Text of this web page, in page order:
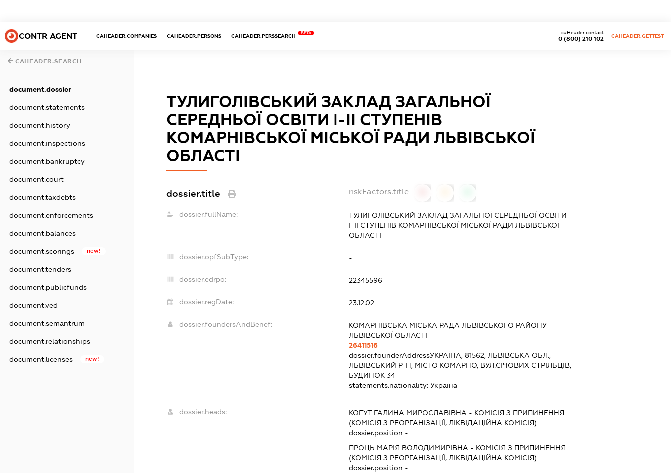
CONTR AGENT CAHEADER.COMPANIES CAHEADER.PERSONS CAHEADER.PERSSEARCH
BETA
0 (800) 210 102
caHeader.contact
CAHEADER.GETTEST
CAHEADER.SEARCH
document.dossier
document.statements
document.history
document.inspections
document.bankruptcy
document.court
document.taxdebts
document.enforcements
document.balances
document.scorings new!
document.tenders
document.publicfunds
document.ved
document.semantrum
document.relationships
document.licenses new!
ТУЛИГОЛІВСЬКИЙ ЗАКЛАД ЗАГАЛЬНОЇ
СЕРЕДНЬОЇ ОСВІТИ І-ІІ СТУПЕНІВ
КОМАРНІВСЬКОЇ МІСЬКОЇ РАДИ ЛЬВІВСЬКОЇ
ОБЛАСТІ
dossier.title riskFactors.title
dossier.fullName:
ТУЛИГОЛІВСЬКИЙ ЗАКЛАД ЗАГАЛЬНОЇ СЕРЕДНЬОЇ ОСВІТИ
І-ІІ СТУПЕНІВ КОМАРНІВСЬКОЇ МІСЬКОЇ РАДИ ЛЬВІВСЬКОЇ
ОБЛАСТІ
dossier.opfSubType: -
dossier.edrpo: 22345596
dossier.regDate: 23.12.02
dossier.foundersAndBenef:
КОМАРНІВСЬКА МІСЬКА РАДА ЛЬВІВСЬКОГО РАЙОНУ
ЛЬВІВСЬКОЇ ОБЛАСТІ
26411516
dossier.founderAddressУКРАЇНА, 81562, ЛЬВІВСЬКА ОБЛ.,
ЛЬВІВСЬКИЙ Р-Н, МІСТО КОМАРНО, ВУЛ.СІЧОВИХ СТРІЛЬЦІВ,
БУДИНОК 34
statements.nationality: Україна
dossier.heads: КОГУТ ГАЛИНА МИРОСЛАВІВНА - КОМІСІЯ З ПРИПИНЕННЯ
(КОМІСІЯ З РЕОРГАНІЗАЦІЇ, ЛІКВІДАЦІЙНА КОМІСІЯ)
dossier.position -
ПРОЦЬ МАРІЯ ВОЛОДИМИРІВНА - КОМІСІЯ З ПРИПИНЕННЯ
(КОМІСІЯ З РЕОРГАНІЗАЦІЇ, ЛІКВІДАЦІЙНА КОМІСІЯ)
dossier.position -